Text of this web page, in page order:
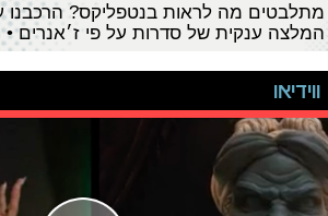
מתלבטים מה לראות בנטפליקס? הרכבנו
המלצה ענקית של סדרות על פי ז׳אנרים
ווידיאו